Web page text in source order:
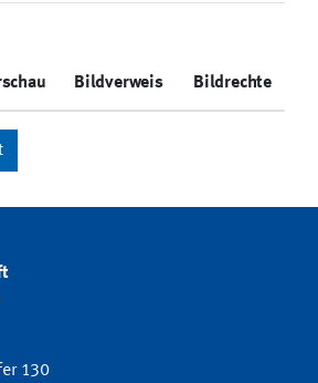
Bildverweis Bildrechte
130